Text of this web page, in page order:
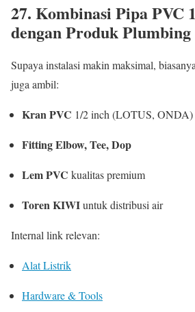
27. Kombinasi Pipa PVC
dengan Produk
Supaya instalasi makin maksimal,
juga ambil:
Kran PVC 1/2 inch (LOTUS, ONDA)
Fitting Elbow, Tee, Dop
Lem PVC kualitas premium
Toren KIWIuntuk distribusi air
Internal link relevan:
Alat Listrik
Hardware & Tools